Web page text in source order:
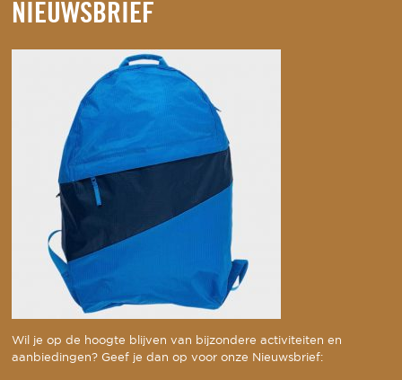
NIEUWSBRIEF
Wil je op de hoogte blijven van bijzondere activiteiten en
aanbiedingen? Geef je dan op voor onze Nieuwsbrief: